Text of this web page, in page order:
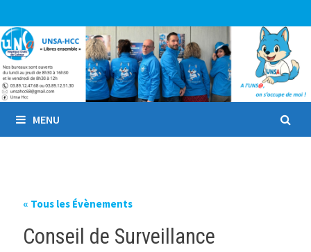
au
contenu
MENU
« Tous les Évènements
Conseil de Surveillance